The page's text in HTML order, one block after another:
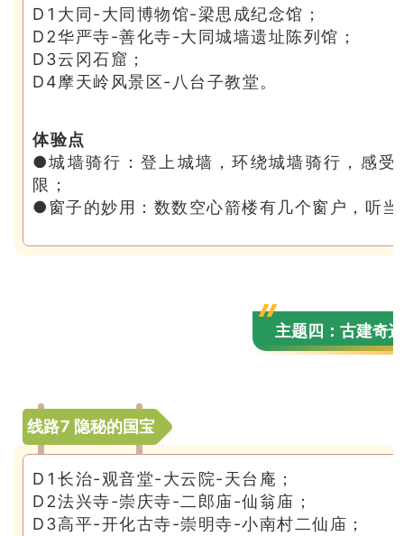
D1大同-大同博物馆-梁思成纪念馆；
D2华严寺-善化寺-大同城墙遗址陈列馆；
D3云冈石窟；
D4摩天岭风景区-八台子教堂。
体验点
●城墙骑行：登上城墙，环绕城墙骑行，感受
限；
●窗子的妙用：数数空心箭楼有几个窗户，听
主题四：古建奇迹
线路7 隐秘的国宝
D1长治-观音堂-大云院-天台庵；
D2法兴寺-崇庆寺-二郎庙-仙翁庙；
D3高平-开化古寺-崇明寺-小南村二仙庙；